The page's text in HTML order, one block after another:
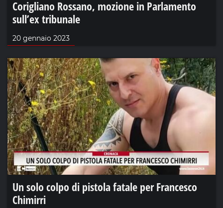
Corigliano Rossano, mozione in Parlamento
sull’ex tribunale
20 gennaio 2023
Un solo colpo di pistola fatale per Francesco
Chimirri